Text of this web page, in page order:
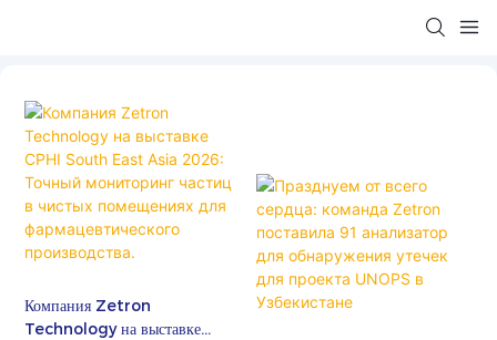
Компания Zetron
Technology на выставке